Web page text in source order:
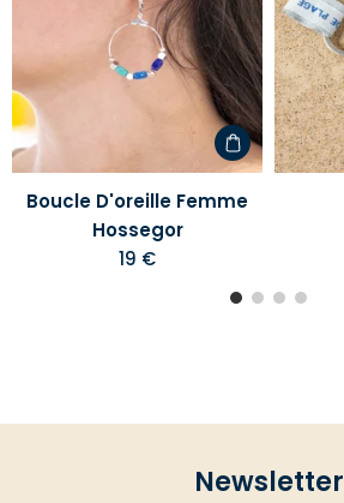
à
votre
liste
d'envies
Boucle D'oreille Femme
Hossegor
19 €
Newsletter